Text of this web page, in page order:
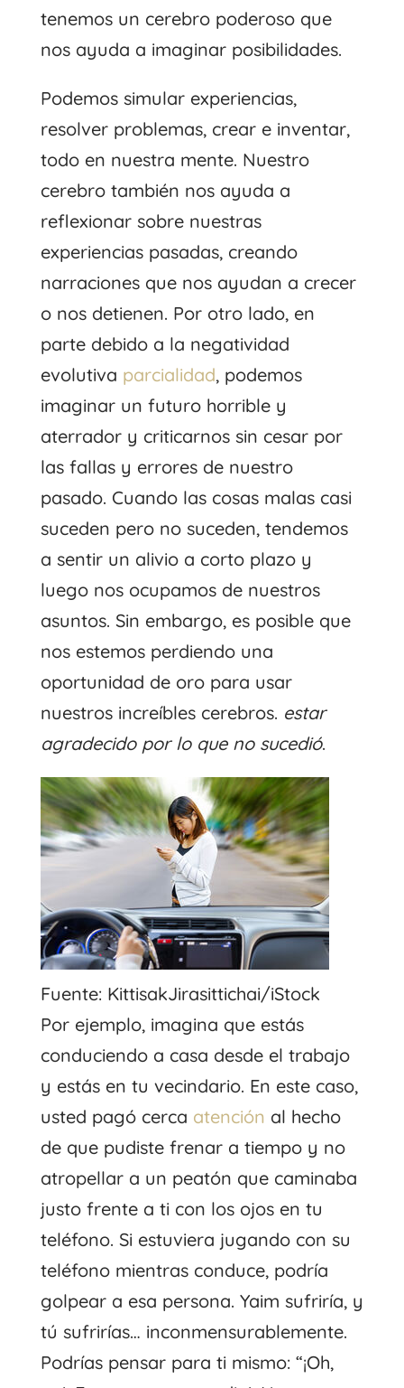
tenemos un cerebro poderoso que
nos ayuda a imaginar posibilidades.
Podemos simular experiencias,
resolver problemas, crear e inventar,
todo en nuestra mente. Nuestro
cerebro también nos ayuda a
reflexionar sobre nuestras
experiencias pasadas, creando
narraciones que nos ayudan a crecer
o nos detienen. Por otro lado, en
parte debido a la negatividad
evolutiva parcialidad, podemos
imaginar un futuro horrible y
aterrador y criticarnos sin cesar por
las fallas y errores de nuestro
pasado. Cuando las cosas malas casi
suceden pero no suceden, tendemos
a sentir un alivio a corto plazo y
luego nos ocupamos de nuestros
asuntos. Sin embargo, es posible que
nos estemos perdiendo una
oportunidad de oro para usar
nuestros increíbles cerebros. estar
agradecido por lo que no sucedió.
Fuente: KittisakJirasittichai/iStock
Por ejemplo, imagina que estás
conduciendo a casa desde el trabajo
y estás en tu vecindario. En este caso,
usted pagó cerca atención al hecho
de que pudiste frenar a tiempo y no
atropellar a un peatón que caminaba
justo frente a ti con los ojos en tu
teléfono. Si estuviera jugando con su
teléfono mientras conduce, podría
golpear a esa persona. Yaim sufriría, y
tú sufrirías… inconmensurablemente.
Podrías pensar para ti mismo: “¡Oh,